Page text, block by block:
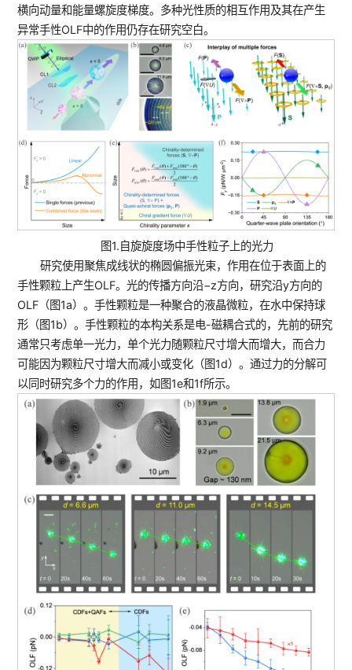
横向动量和能量螺旋度梯度。多种光性质的相互作用及其在产生
异常手性OLF中的作用仍存在研究空白。
图1.自旋旋度场中手性粒子上的光力
研究使用聚焦成线状的椭圆偏振光束，作用在位于表面上的
手性颗粒上产生OLF。光的传播方向沿−z方向，研究沿y方向的
OLF（图1a）。手性颗粒是一种聚合的液晶微粒，在水中保持球
形（图1b）。手性颗粒的本构关系是电-磁耦合式的，先前的研究
通常只考虑单一光力，单个光力随颗粒尺寸增大而增大，而合力
可能因为颗粒尺寸增大而减小或变化（图1d）。通过力的分解可
以同时研究多个力的作用，如图1e和1f所示。